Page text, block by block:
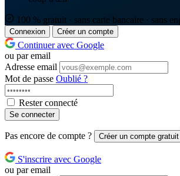
100 % gratuit · sans carte bancaire · sans
Connexion Créer un compte
Continuer avec Google
ou par email
Adresse email
Mot de passe Oublié ?
Rester connecté
Se connecter
Pas encore de compte ? Créer un compte gratuit
S'inscrire avec Google
ou par email